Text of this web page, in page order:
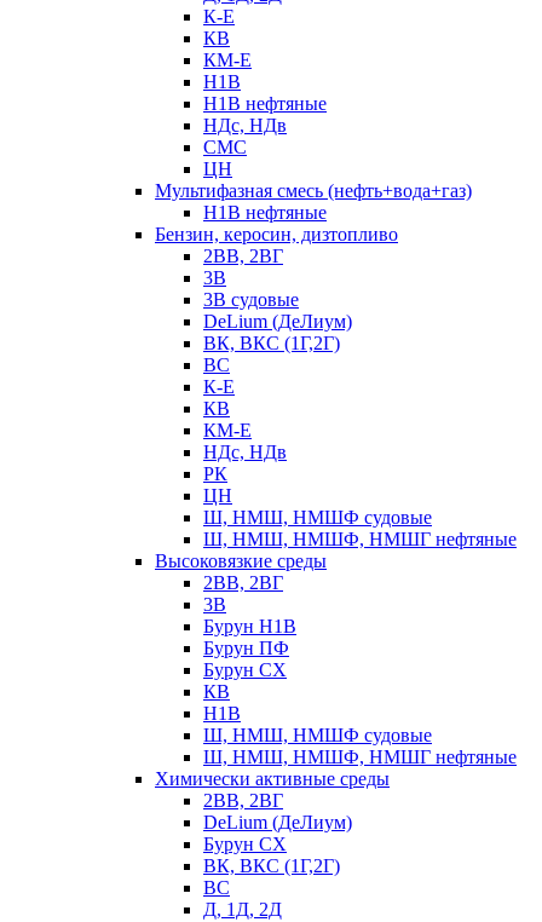
К-Е
КВ
КМ-Е
Н1В
Н1В нефтяные
НДс, НДв
СМС
ЦН
Мультифазная смесь (нефть+вода+газ)
Н1В нефтяные
Бензин, керосин, дизтопливо
2ВВ, 2ВГ
3В
3В судовые
DeLium (ДеЛиум)
ВК, ВКС (1Г,2Г)
ВС
К-Е
КВ
КМ-Е
НДс, НДв
РК
ЦН
Ш, НМШ, НМШФ судовые
Ш, НМШ, НМШФ, НМШГ нефтяные
Высоковязкие среды
2ВВ, 2ВГ
3В
Бурун Н1В
Бурун ПФ
Бурун СХ
КВ
Н1В
Ш, НМШ, НМШФ судовые
Ш, НМШ, НМШФ, НМШГ нефтяные
Химически активные среды
2ВВ, 2ВГ
DeLium (ДеЛиум)
Бурун СХ
ВК, ВКС (1Г,2Г)
ВС
Д, 1Д, 2Д